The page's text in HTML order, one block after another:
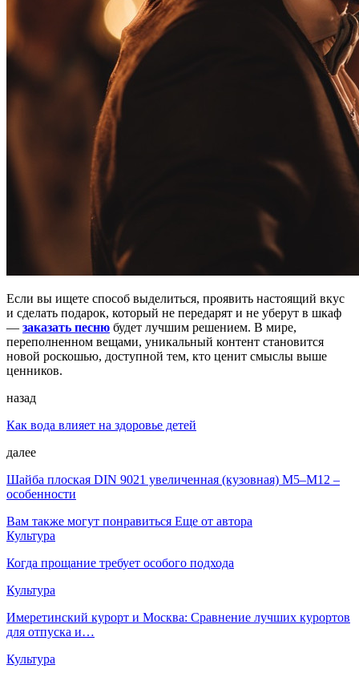
Если вы ищете способ выделиться, проявить настоящий вкус
и сделать подарок, который не передарят и не уберут в шкаф
— заказать песню будет лучшим решением. В мире,
переполненном вещами, уникальный контент становится
новой роскошью, доступной тем, кто ценит смыслы выше
ценников.
назад
Как вода влияет на здоровье детей
далее
Шайба плоская DIN 9021 увеличенная (кузовная) М5–М12 –
особенности
Вам также могут понравиться Еще от автора
Культура
Когда прощание требует особого подхода
Культура
Имеретинский курорт и Москва: Сравнение лучших курортов
для отпуска и…
Культура